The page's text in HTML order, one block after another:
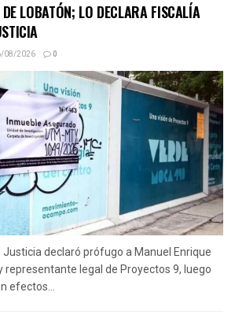
LOBATÓN; LO DECLARA FISCALÍA
08/2026 0
Justicia declaró prófugo a Manuel Enrique
representante legal de Proyectos 9, luego
efectos...